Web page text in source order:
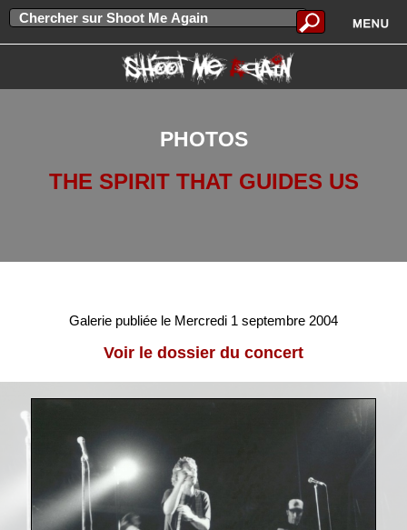
PHOTOS
THE SPIRIT THAT GUIDES US
Galerie publiée le Mercredi 1 septembre 2004
Voir le dossier du concert